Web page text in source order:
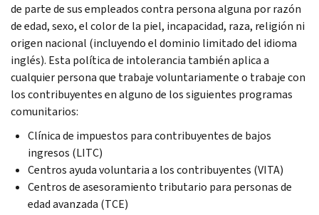
de parte de sus empleados contra persona alguna por razón
de edad, sexo, el color de la piel, incapacidad, raza, religión ni
origen nacional (incluyendo el dominio limitado del idioma
inglés). Esta política de intolerancia también aplica a
cualquier persona que trabaje voluntariamente o trabaje con
los contribuyentes en alguno de los siguientes programas
comunitarios:
Clínica de impuestos para contribuyentes de bajos
ingresos (LITC)
Centros ayuda voluntaria a los contribuyentes (VITA)
Centros de asesoramiento tributario para personas de
edad avanzada (TCE)